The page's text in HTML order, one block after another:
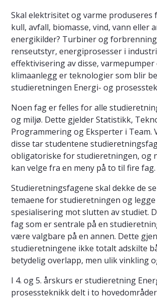
Skal elektrisitet og varme produseres
kull, avfall, biomasse, vind, vann eller
energikilder? Turbiner og
renseutstyr, energiprosesser i
effektivisering av disse, varmepumper
klimaanlegg er teknologier som blir
studieretningen Energi- og
Noen fag er felles for alle
og miljø. Dette gjelder Statistikk,
Programmering og Eksperter i Team.
disse tar studentene
obligatoriske for studieretningen, og
kan velge fra en meny på to til fire fag.
Studieretningsfagene skal dekke de
temaene for studieretningen og
spesialisering mot slutten av studiet.
fag som er sentrale på en
være valgbare på en annen. Dette
studieretningene ikke totalt adskilte
betydelig overlapp, men ulik vinkling
I 4. og 5. årskurs er studieretning
prosessteknikk delt i to